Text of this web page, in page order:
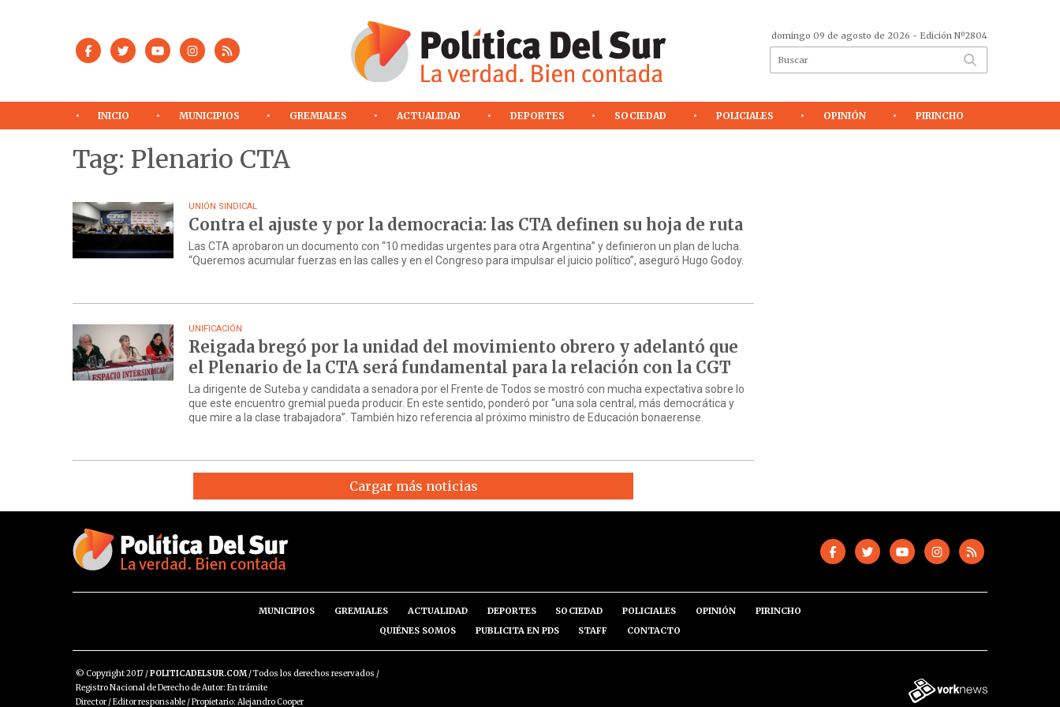
domingo 09 de agosto de 2026 - Edición Nº2804
INICIO MUNICIPIOS GREMIALES ACTUALIDAD DEPORTES SOCIEDAD POLICIALES OPINIÓN PIRINCHO
Tag: Plenario CTA
UNIÓN SINDICAL
Contra el ajuste y por la democracia: las CTA definen su hoja de ruta
Las CTA aprobaron un documento con “10 medidas urgentes para otra Argentina” y definieron un plan de lucha.
“Queremos acumular fuerzas en las calles y en el Congreso para impulsar el juicio político”, aseguró Hugo Godoy.
UNIFICACIÓN
Reigada bregó por la unidad del movimiento obrero y adelantó que
el Plenario de la CTA será fundamental para la relación con la CGT
La dirigente de Suteba y candidata a senadora por el Frente de Todos se mostró con mucha expectativa sobre lo
que este encuentro gremial pueda producir. En este sentido, ponderó por “una sola central, más democrática y
que mire a la clase trabajadora”. También hizo referencia al próximo ministro de Educación bonaerense.
Cargar más noticias
MUNICIPIOS GREMIALES ACTUALIDAD DEPORTES SOCIEDAD POLICIALES OPINIÓN
PIRINCHO
QUIÉNES SOMOS
PUBLICITA EN PDS STAFF CONTACTO
© Copyright 2017 /POLITICADELSUR.COM / Todos los derechos reservados /
Registro Nacional de Derecho de Autor: En trámite
Director / Editor responsable / Propietario: Alejandro Cooper